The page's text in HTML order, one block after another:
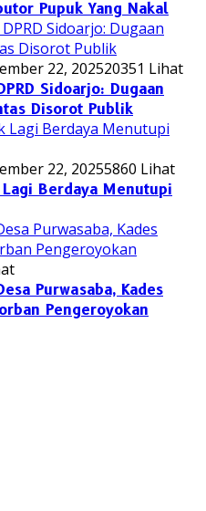
Pupuk Yang Nakal
22, 202520351 Lihat
Sidoarjo: Dugaan
Disorot Publik
22, 20255860 Lihat
Berdaya Menutupi
Purwasaba, Kades
Pengeroyokan